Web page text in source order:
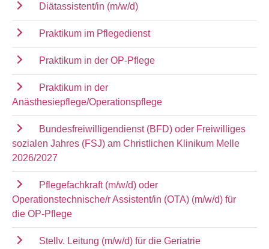
Diätassistent/in (m/w/d)
Praktikum im Pflegedienst
Praktikum in der OP-Pflege
Praktikum in der
Anästhesiepflege/Operationspflege
Bundesfreiwilligendienst (BFD) oder Freiwilliges
sozialen Jahres (FSJ) am Christlichen Klinikum Melle
2026/2027
Pflegefachkraft (m/w/d) oder
Operationstechnische/r Assistent/in (OTA) (m/w/d) für
die OP-Pflege
Stellv. Leitung (m/w/d) für die Geriatrie